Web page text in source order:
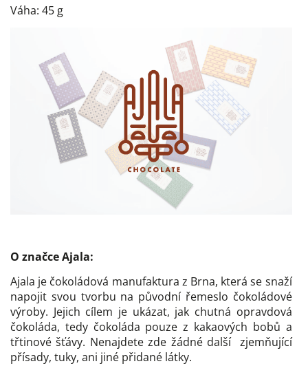
Váha: 45 g
O značce Ajala:
Ajala je čokoládová manufaktura z Brna, která se snaží
napojit svou tvorbu na původní řemeslo čokoládové
výroby. Jejich cílem je ukázat, jak chutná opravdová
čokoláda, tedy čokoláda pouze z kakaových bobů a
třtinové šťávy. Nenajdete zde žádné další zjemňující
přísady, tuky, ani jiné přidané látky.